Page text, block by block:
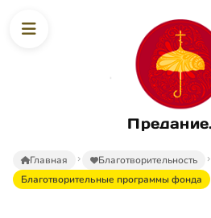
Главная Благотворительность
Благотворительные программы фонда